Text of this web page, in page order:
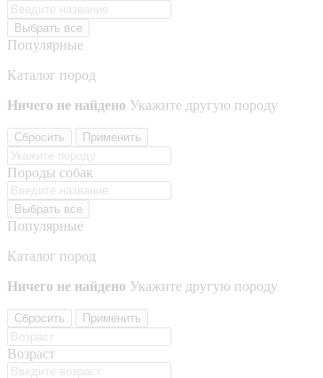
Выбрать все
Популярные
Каталог пород
Ничего не найдено Укажите другую породу
Сбросить Применить
Породы собак
Выбрать все
Популярные
Каталог пород
Ничего не найдено Укажите другую породу
Сбросить Применить
Возраст